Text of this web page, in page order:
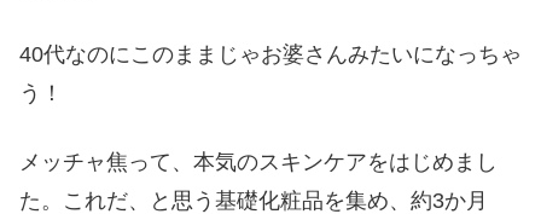
40代なのにこのままじゃお婆さんみたいになっちゃ
う！
メッチャ焦って、本気のスキンケアをはじめまし
た。これだ、と思う基礎化粧品を集め、約3か月